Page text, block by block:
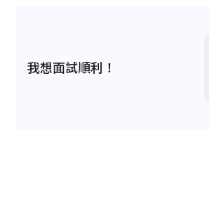
我想面試順利！